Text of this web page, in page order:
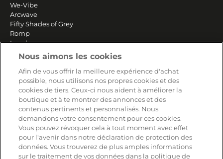
We-Vibe
Arcwave
Fifty Shades of Grey
Romp
Lovehoney
Happy Rabbit
Plus de marques
SERVICE
Livraison rapide et gratuite
Retours & remboursements
Paiement sécurisé
Nous aimons les cookies
Afin de vous offrir la meilleure expérience d'achat
possible, nous utilisons nos propres cookies et des
cookies de tiers. Ceux-ci nous aident à améliorer la
boutique et à te montrer des annonces et des
contenus pertinents et personnalisés. Nous
demandons votre consentement pour ces cookies.
Vous pouvez révoquer cela à tout moment avec effet
pour l'avenir dans notre déclaration de protection des
données. Vous trouverez de plus amples informations
sur le traitement de vos données dans la politique de